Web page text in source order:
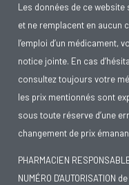
Les données de ce
et ne remplacent en aucun
l’emploi d’un médicament,
notice jointe. En cas
consultez toujours votre
les prix mentionnés sont
sous toute réserve d’une
changement de prix
PHARMACIEN
NUMÉRO D'AUTORISATION